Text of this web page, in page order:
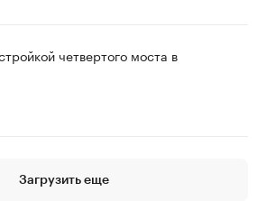
четвертого моста в
Загрузить еще